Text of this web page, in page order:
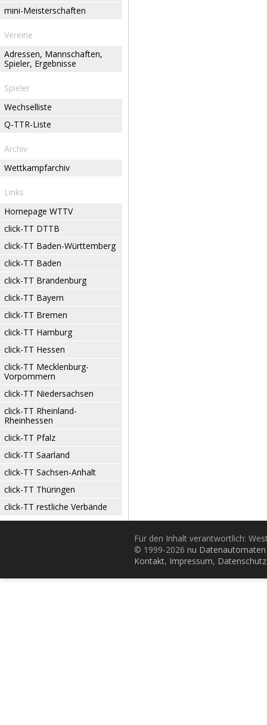
mini-Meisterschaften
Vereine
Adressen, Mannschaften,
Spieler, Ergebnisse
Spieler
Wechselliste
Q-TTR-Liste
Archiv
Wettkampfarchiv
Links
Homepage WTTV
click-TT DTTB
click-TT Baden-Württemberg
click-TT Baden
click-TT Brandenburg
click-TT Bayern
click-TT Bremen
click-TT Hamburg
click-TT Hessen
click-TT Mecklenburg-
Vorpommern
click-TT Niedersachsen
click-TT Rheinland-
Rheinhessen
click-TT Pfalz
click-TT Saarland
click-TT Sachsen-Anhalt
click-TT Thüringen
click-TT restliche Verbände
Für den Inhalt verantwortlich:
© 1999-2026 nu
Kontakt, Impressum, Datenschutz